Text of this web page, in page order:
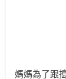
媽媽為了跟